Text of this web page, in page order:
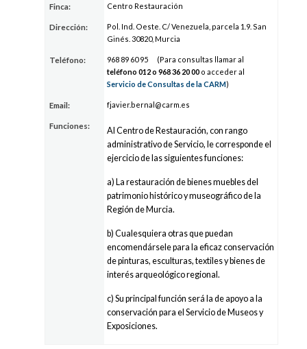
Finca: Centro Restauración
Dirección:
Pol. Ind. Oeste. C/ Venezuela, parcela 1.9. San
Ginés. 30820, Murcia
Teléfono: 968 89 6095
(Para consultas llamar al
teléfono 012 o 968 36 2000 o acceder al
Servicio de Consultas de la CARM)
Email: fjavier.bernal@carm. es
Funciones:
Al Centro de Restauración, con rango
administrativo de Servicio, le corresponde el
ejercicio de las siguientes funciones:
a) La restauración de bienes muebles del
patrimonio histórico y museográfico de la
Región de Murcia.
b) Cualesquiera otras que puedan
encomendársele para la eficaz conservación
de pinturas, esculturas, textiles y bienes de
interés arqueológico regional.
c) Su principal función será la de apoyo a la
conservación para el Servicio de Museos y
Exposiciones.